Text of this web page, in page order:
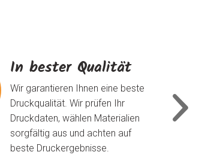
In bester Qualität
Wir garantieren Ihnen eine beste
Druckqualität. Wir prüfen Ihr
Druckdaten, wählen Materialien
sorgfältig aus und achten auf
beste Druckergebnisse.